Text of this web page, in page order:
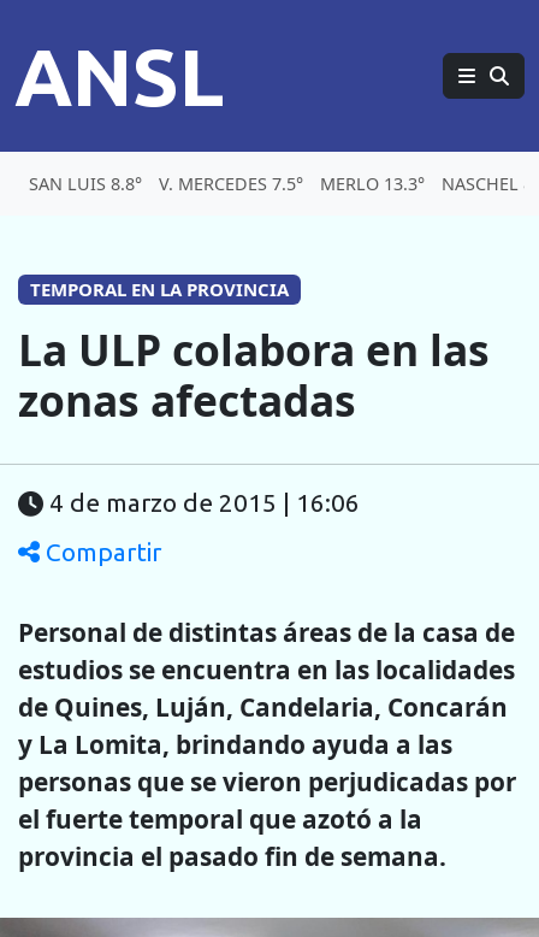
ANSL
SAN LUIS 8.8° V. MERCEDES 7.5° MERLO 13.3° NASCHEL
TEMPORAL EN LA PROVINCIA
La ULP colabora en las
zonas afectadas
4 de marzo de 2015 | 16:06
Compartir
Personal de distintas áreas de la casa de
estudios se encuentra en las localidades
de Quines, Luján, Candelaria, Concarán
y La Lomita, brindando ayuda a las
personas que se vieron perjudicadas por
el fuerte temporal que azotó a la
provincia el pasado fin de semana.